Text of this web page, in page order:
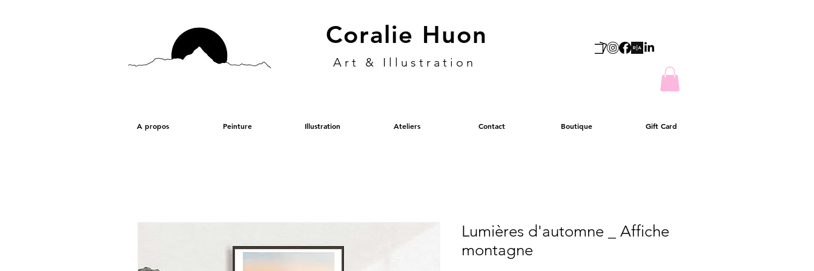
Coralie Huon
Art & Illustration
A propos Peinture Illustration Ateliers Contact Boutique Gift Card
Lumières d'automne _ Affiche
montagne